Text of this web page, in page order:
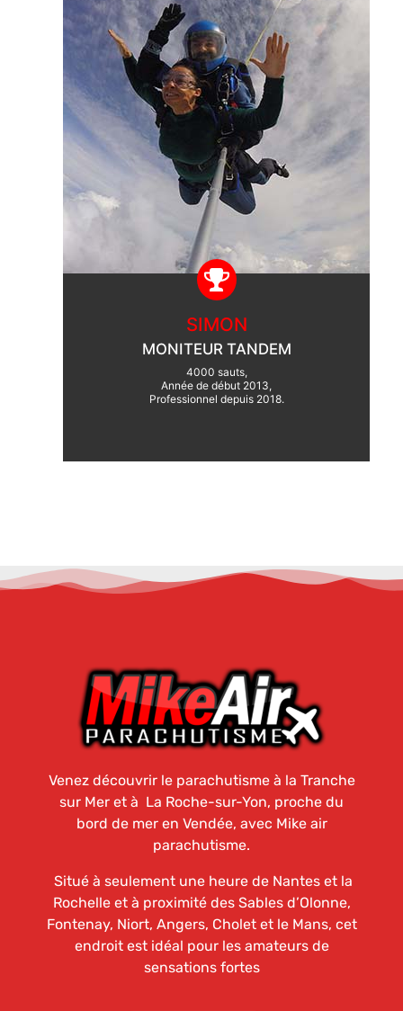
SIMON
MONITEUR TANDEM
4000 sauts,
Année de début 2013,
Professionnel depuis 2018.
Venez découvrir le parachutisme à la Tranche
sur Mer et à La Roche-sur-Yon, proche du
bord de mer en Vendée, avec Mike air
parachutisme.
Situé à seulement une heure de Nantes et la
Rochelle et à proximité des Sables d’Olonne,
Fontenay, Niort, Angers, Cholet et le Mans, cet
endroit est idéal pour les amateurs de
sensations fortes